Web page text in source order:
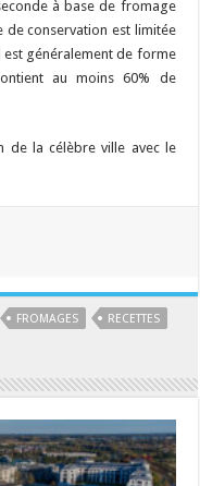
à base de fromage
de conservation est limitée
est généralement de forme
au moins 60% de
de la célèbre ville avec le
FROMAGES RECETTES